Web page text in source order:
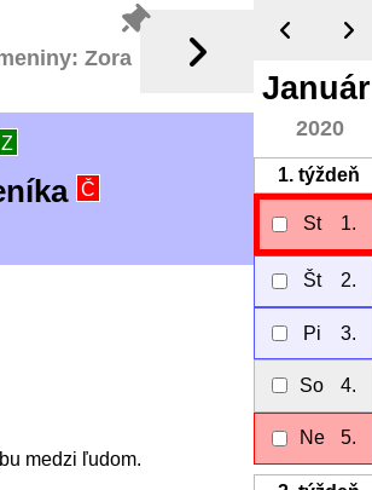
Zora
Z
Č
medzi ľudom.
Január
2020
1.týždeň
St 1.
Št 2.
Pi 3.
So 4.
Ne 5.